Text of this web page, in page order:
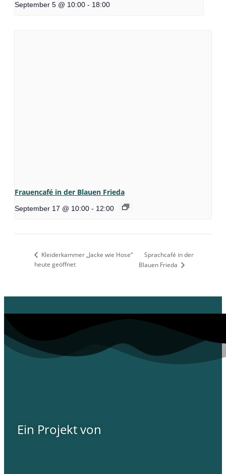
September 5 @ 10:00 - 18:00
Frauencafé in der Blauen Frieda
September 17 @ 10:00 - 12:00
Kleiderkammer „Jacke wie Hose“
heute geöffnet
Sprachcafé in der
Blauen Frieda
Ein Projekt von